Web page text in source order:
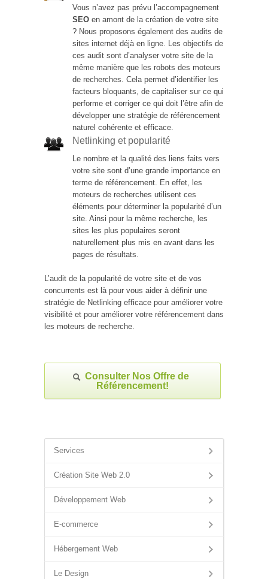
Vous n’avez pas prévu l’accompagnement
SEO en amont de la création de votre site
? Nous proposons également des audits de
sites internet déjà en ligne. Les objectifs de
ces audit sont d’analyser votre site de la
même manière que les robots des moteurs
de recherches. Cela permet d’identifier les
facteurs bloquants, de capitaliser sur ce qui
performe et corriger ce qui doit l’être afin de
développer une stratégie de référencement
naturel cohérente et efficace.
Netlinking et popularité
Le nombre et la qualité des liens faits vers
votre site sont d’une grande importance en
terme de référencement. En effet, les
moteurs de recherches utilisent ces
éléments pour déterminer la popularité d’un
site. Ainsi pour la même recherche, les
sites les plus populaires seront
naturellement plus mis en avant dans les
pages de résultats.
L’audit de la popularité de votre site et de vos
concurrents est là pour vous aider à définir une
stratégie de Netlinking efficace pour améliorer votre
visibilité et pour améliorer votre référencement dans
les moteurs de recherche.
Consulter Nos Offre de
Référencement!
Services
Création Site Web 2.0
Développement Web
E-commerce
Hébergement Web
Le Design